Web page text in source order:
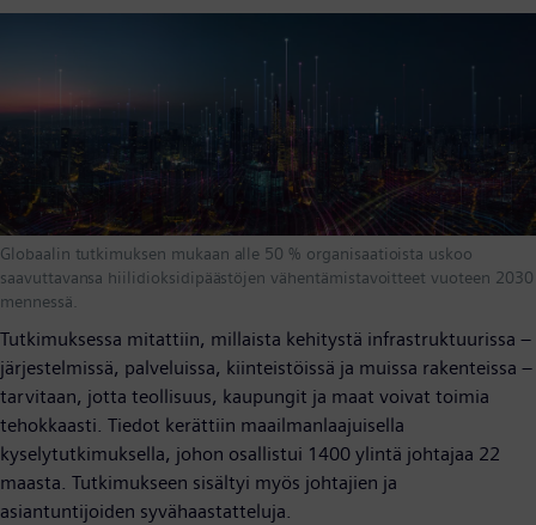
Globaalin tutkimuksen mukaan alle 50 % organisaatioista uskoo
saavuttavansa hiilidioksidipäästöjen vähentämistavoitteet vuoteen 2030
mennessä.
Tutkimuksessa mitattiin, millaista kehitystä infrastruktuurissa –
järjestelmissä, palveluissa, kiinteistöissä ja muissa rakenteissa –
tarvitaan, jotta teollisuus, kaupungit ja maat voivat toimia
tehokkaasti. Tiedot kerättiin maailmanlaajuisella
kyselytutkimuksella, johon osallistui 1400 ylintä johtajaa 22
maasta. Tutkimukseen sisältyi myös johtajien ja
asiantuntijoiden syvähaastatteluja.